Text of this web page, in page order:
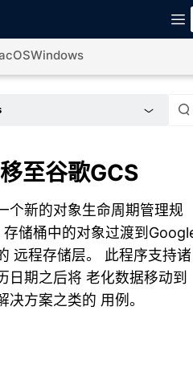
Windows
至谷歌GCS
个新的对象生命周期管理规
储桶中的对象过渡到
远程存储层。 此程序支持诸
日期之后将 老化数据移动到
方案之类的 用例。